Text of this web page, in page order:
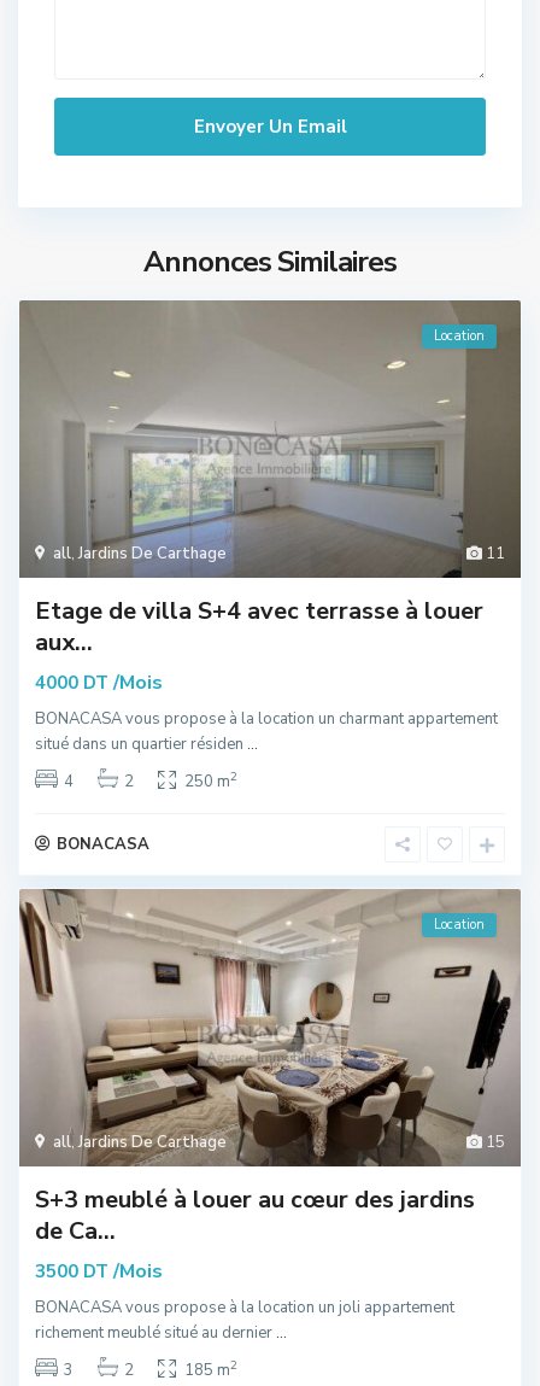
Annonces Similaires
11
all,Jardins De Carthage
Location
Etage de villa S+4 avec terrasse à louer
aux...
4000 DT /Mois
BONACASA vous propose à la location un charmant appartement
situé dans un quartier résiden ...
4
2 250 m2
BONACASA
15
all,Jardins De Carthage
Location
S+3 meublé à louer au cœur des jardins
de Ca...
3500 DT /Mois
BONACASA vous propose à la location un joli appartement
richement meublé situé au dernier...
3
2 185 m2